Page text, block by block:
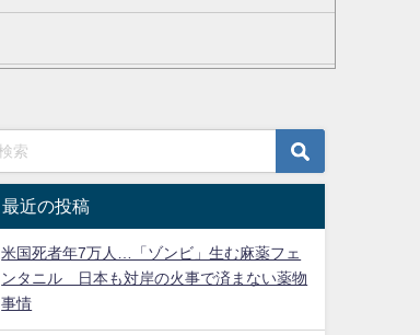
最近の投稿
米国死者年7万人…「ゾンビ」生む麻薬フェ
ンタニル 日本も対岸の火事で済まない薬物
事情